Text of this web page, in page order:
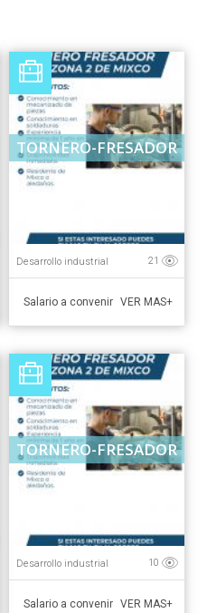
TORNERO-FRESADOR
Desarrollo industrial 21
Salario a convenir VER MAS+
TORNERO-FRESADOR
Desarrollo industrial 10
Salario a convenir VER MAS+